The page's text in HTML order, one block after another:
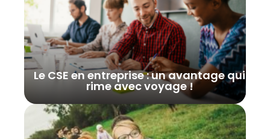
Le CSE en entreprise : un avantage qui
rime avec voyage !